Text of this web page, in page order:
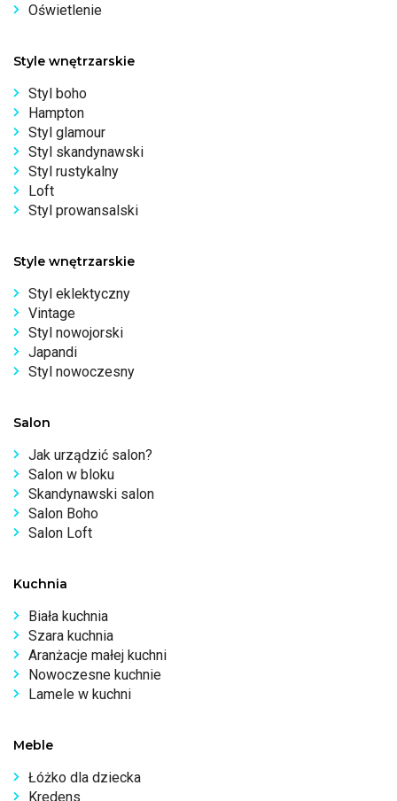
Oświetlenie
Style wnętrzarskie
Styl boho
Hampton
Styl glamour
Styl skandynawski
Styl rustykalny
Loft
Styl prowansalski
Style wnętrzarskie
Styl eklektyczny
Vintage
Styl nowojorski
Japandi
Styl nowoczesny
Salon
Jak urządzić salon?
Salon w bloku
Skandynawski salon
Salon Boho
Salon Loft
Kuchnia
Biała kuchnia
Szara kuchnia
Aranżacje małej kuchni
Nowoczesne kuchnie
Lamele w kuchni
Meble
Łóżko dla dziecka
Kredens